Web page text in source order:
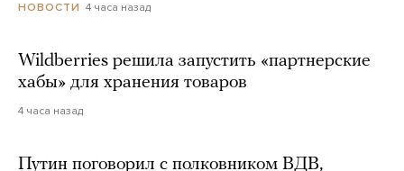
НОВОСТИ 4 часа назад
Wildberries решила запустить «партнерские
хабы» для хранения товаров
4 часа назад
Путин поговорил с полковником ВДВ,